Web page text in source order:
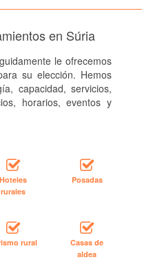
en Súria
le ofrecemos
su elección. Hemos
capacidad, servicios,
horarios, eventos y
Hoteles
rurales
Posadas
rural
Casas de
aldea